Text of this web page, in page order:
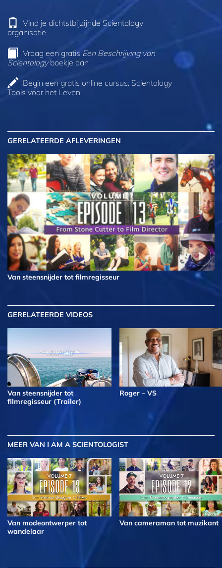
Vind je dichtstbijzijnde Scientology
organisatie
Vraag een gratisEen Beschrijving van
Scientologyboekje aan
Begin een gratis online cursus: Scientology
Tools voor het Leven
GERELATEERDE AFLEVERINGEN
Van steensnijder tot filmregisseur
GERELATEERDE VIDEOS
Van steensnijder tot
filmregisseur (Trailer)
Roger – VS
MEER VAN I AM A SCIENTOLOGIST
Van modeontwerper tot
wandelaar
Van cameraman tot muzikant